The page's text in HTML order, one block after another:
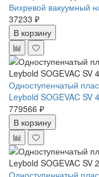
Вихревой вакуумный
37233 ₽
В корзину
Одноступенчатый
Leybold SOGEVAC SV
779566 ₽
В корзину
Одноступенчатый